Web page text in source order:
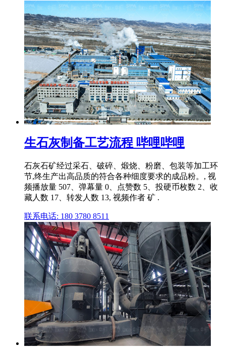
生石灰制备工艺流程 哔哩哔哩
石灰石矿经过采石、破碎、煅烧、粉磨、包装等加工环
节,终生产出高品质的符合各种细度要求的成品粉。, 视
频播放量 507、弹幕量 0、点赞数 5、投硬币枚数 2、收
藏人数 17、转发人数 13, 视频作者 矿 .
联系电话: 180 3780 8511